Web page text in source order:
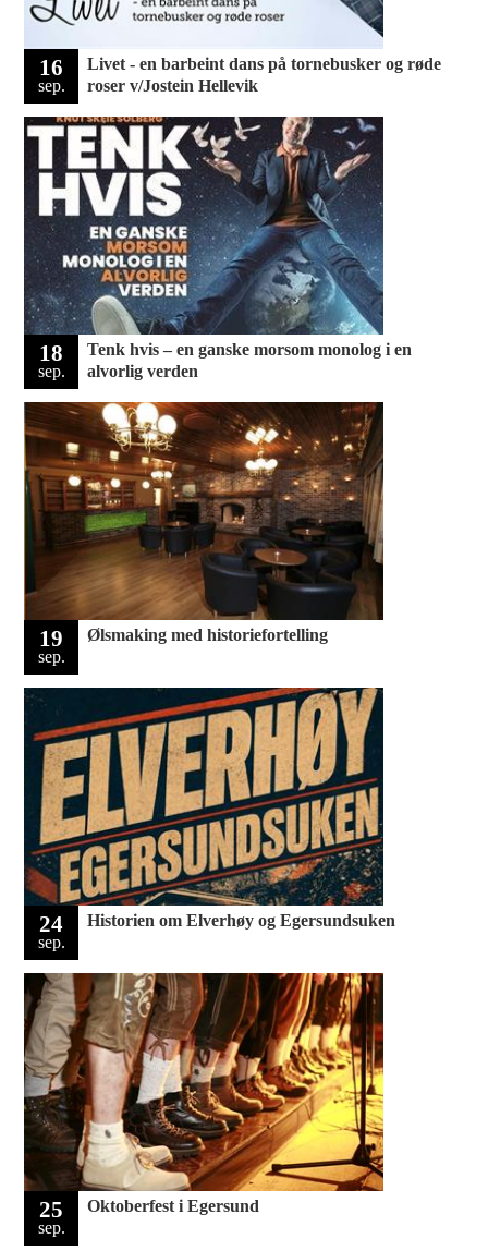
16
sep.
Livet - en barbeint dans på tornebusker og røde
roser v/Jostein Hellevik
18
sep.
Tenk hvis – en ganske morsom monolog i en
alvorlig verden
19
sep.
Ølsmaking med historiefortelling
24
sep.
Historien om Elverhøy og Egersundsuken
25
sep.
Oktoberfest i Egersund